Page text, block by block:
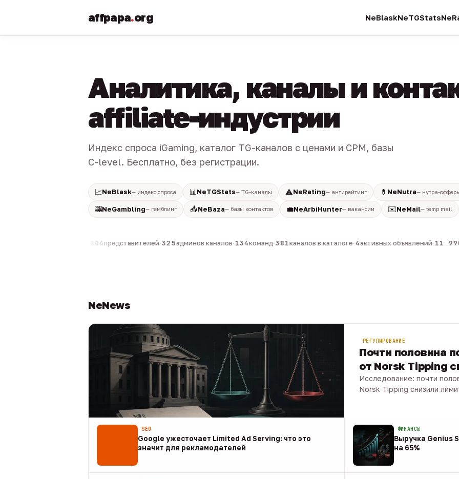
affpapa.org NeBlaskNeTGStats
Аналитика, каналы и
affiliate-индустрии
Индекс спроса iGaming, каталог TG-каналов с ценами и CPM, базы
C-level. Бесплатно, без регистрации.
📈NeBlask— индекс спроса 📊 NeTGStats— TG-каналы ⚠️NeRating— антирейтинг 💊 NeNutra— нутра-
🎰NeGambling— гемблинг 📥NeBaza— базы контактов 💼NeArbiHunter— вакансии ✉️NeMail— temp mail
804представителей·325админов каналов·134команд·381каналов в каталоге·4активных объявлений·11 990
NeNews
РЕГУЛИРОВАНИЕ
Почти половина
от Norsk Tipping
Исследование: почти
Norsk Tipping снизили
SEO
Google ужесточает Limited Ad Serving: что это
значит для рекламодателей
ФИНАНСЫ
Выручка Genius
на 65%
08 авг